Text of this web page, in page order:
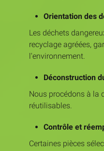
Orientation des
Les déchets
recyclage agréées,
l'environnement.
Déconstruction
Nous procédons à la
réutilisables.
Contrôle et
Certaines pièces